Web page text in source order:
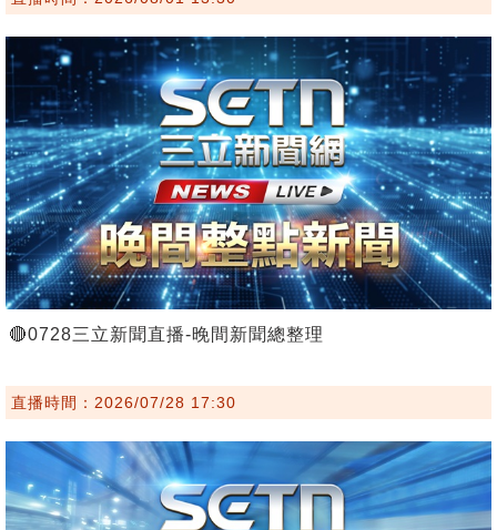
🔴0728三立新聞直播-晚間新聞總整理
直播時間：2026/07/28 17:30